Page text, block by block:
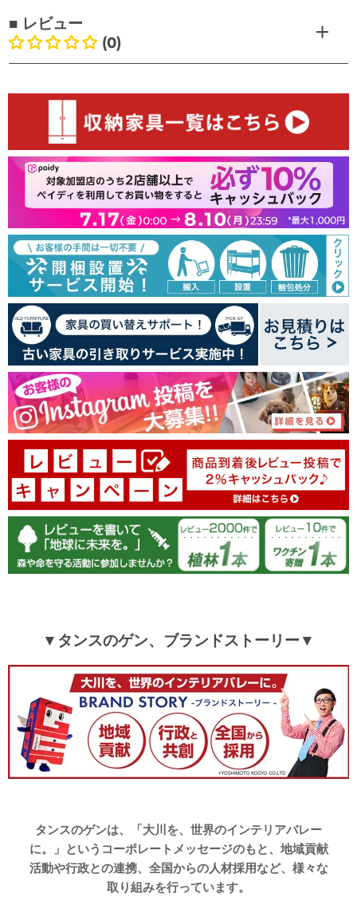
■ レビュー
(0)
お客様のレビュー
最初のレビューを書きましょう
レビューを書く
▼タンスのゲン、ブランドストーリー▼
タンスのゲンは、「大川を、世界のインテリアバレー
に。」というコーポレートメッセージのもと、地域貢献
活動や行政との連携、全国からの人材採用など、様々な
取り組みを行っています。